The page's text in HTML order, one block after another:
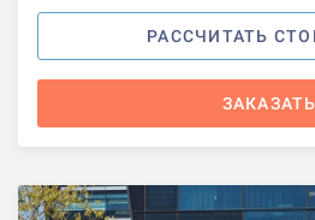
РАССЧИТАТЬ
ЗАКАЗАТЬ